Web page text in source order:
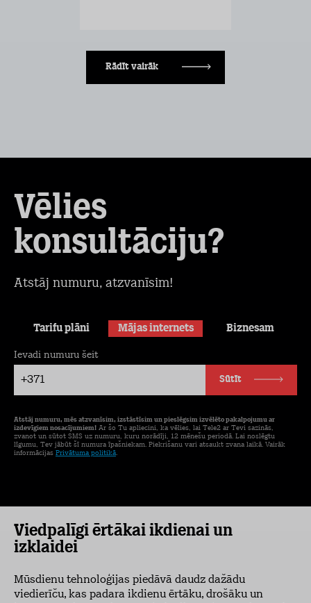
Rādīt vairāk
Vēlies
konsultāciju?
Atstāj numuru, atzvanīsim!
Tarifu plāni Mājas internets Biznesam
+371
Ievadi numuru šeit
Sūtīt
Atstāj numuru, mēs atzvanīsim, izstāstīsim un pieslēgsim izvēlēto pakalpojumu ar
izdevīgiem nosacījumiem! Ar šo Tu apliecini, ka vēlies, lai Tele2 ar Tevi sazinās,
zvanot un sūtot SMS uz numuru, kuru norādīji, 12 mēnešu periodā. Lai noslēgtu
līgumu, Tev jābūt šī numura īpašniekam. Piekrišanu vari atsaukt zvana laikā. Vairāk
informācijas Privātuma politikā.
Viedpalīgi ērtākai ikdienai un
izklaidei
Mūsdienu tehnoloģijas piedāvā daudz dažādu
viedierīču, kas padara ikdienu ērtāku, drošāku un